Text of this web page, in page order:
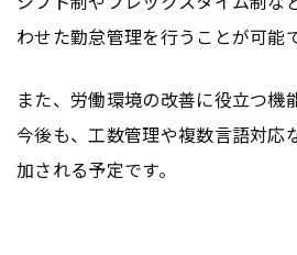
わせた勤怠管理を行うことが可能で
また、労働環境の改善に役立つ機
今後も、工数管理や複数言語対応
加される予定です。